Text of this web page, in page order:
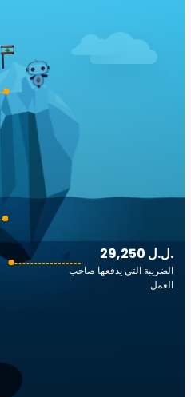
29,250 ل.ل.‎
الضريبة التي يدفعها صاحب
العمل